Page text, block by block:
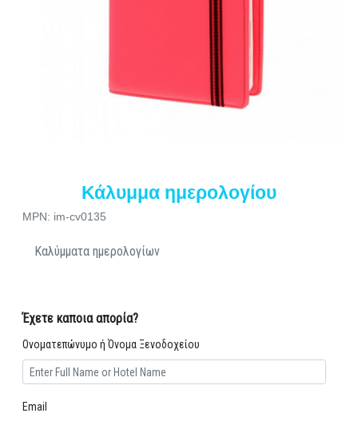
Κάλυμμα ημερολογίου
MPN: im-cv0135
Καλύμματα ημερολογίων
Έχετε καποια απορία?
Ονοματεπώνυμο ή Όνομα Ξενοδοχείου
Email